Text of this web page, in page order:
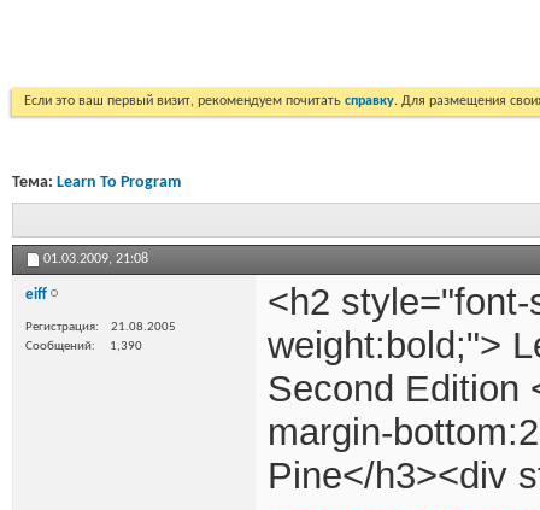
Если это ваш первый визит, рекомендуем почитать справку. Для размещения
Тема: Learn To Program
01.03.2009, 21:08
eiff
Регистрация
21.08.2005
Сообщений
1,390
<h2
weight:bold;">
Second Edition
margin-
Pine</h3><div